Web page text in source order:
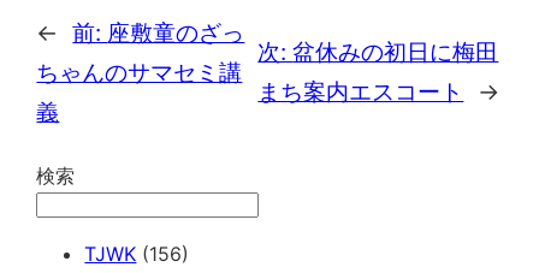
← 前: 座敷童のざっ
ちゃんのサマセミ講
義
次:盆休みの初日に梅田
まち案内エスコート
→
検索
TJWK (156)